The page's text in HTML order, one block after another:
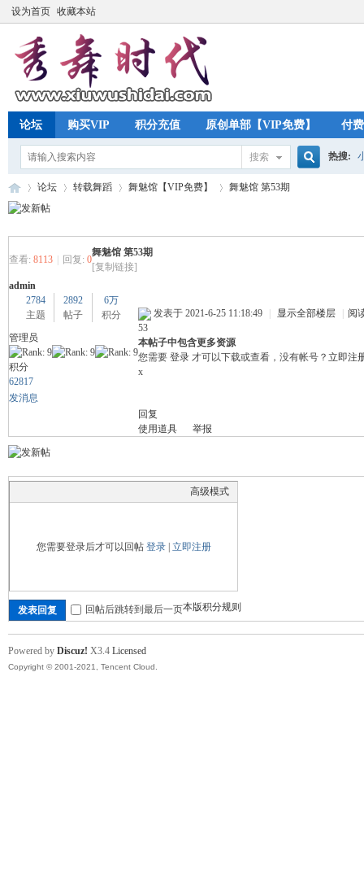
设为首页 收藏本站
论坛 购买VIP 积分充值 原创单部【VIP免费】 付
搜索 热搜:
秀 »
论坛
›
转载舞蹈
›
舞魅馆【VIP免费】 舞魅馆 第53期
查看: 8113 回复: 0
舞魅馆 第53期
[复制链接]
admin
2784
主题
2892
帖子
6万
积分
管理员
积分
62817
发消息
发表于 2021-6-25 11:18:49 显示全部楼层
阅
53
本帖子中包含更多资源
您需要 登录 才可以下载或查看，没有帐号？ 立即注
x
回复
使用道具
举报
高级模式
您需要登录后才可以回帖 登录| 立即注册
本版积分规则
发表回复 回帖后跳转到最后一页
Powered by Discuz! X3.4 Licensed
Copyright © 2001-2021, Tencent Cloud.